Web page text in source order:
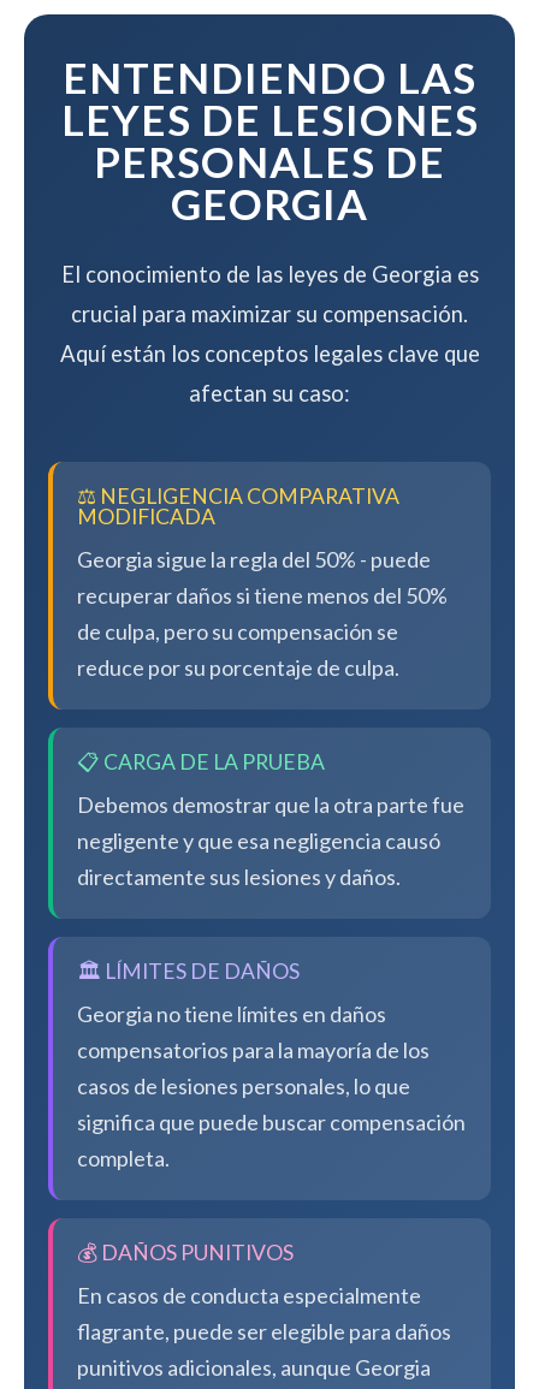
mientras maximizamos su
ENTENDIENDO LAS
LEYES DE LESIONES
PERSONALES DE
GEORGIA
El conocimiento de las leyes de Georgia es
crucial para maximizar su compensación.
Aquí están los conceptos legales clave que
afectan su caso:
⚖️ NEGLIGENCIA COMPARATIVA
MODIFICADA
Georgia sigue la regla del 50% - puede
recuperar daños si tiene menos del 50%
de culpa, pero su compensación se
reduce por su porcentaje de culpa.
📋 CARGA DE LA PRUEBA
Debemos demostrar que la otra parte fue
negligente y que esa negligencia causó
directamente sus lesiones y daños.
🏛️ LÍMITES DE DAÑOS
Georgia no tiene límites en daños
compensatorios para la mayoría de los
casos de lesiones personales, lo que
significa que puede buscar compensación
completa.
💰 DAÑOS PUNITIVOS
En casos de conducta especialmente
flagrante, puede ser elegible para daños
punitivos adicionales, aunque Georgia